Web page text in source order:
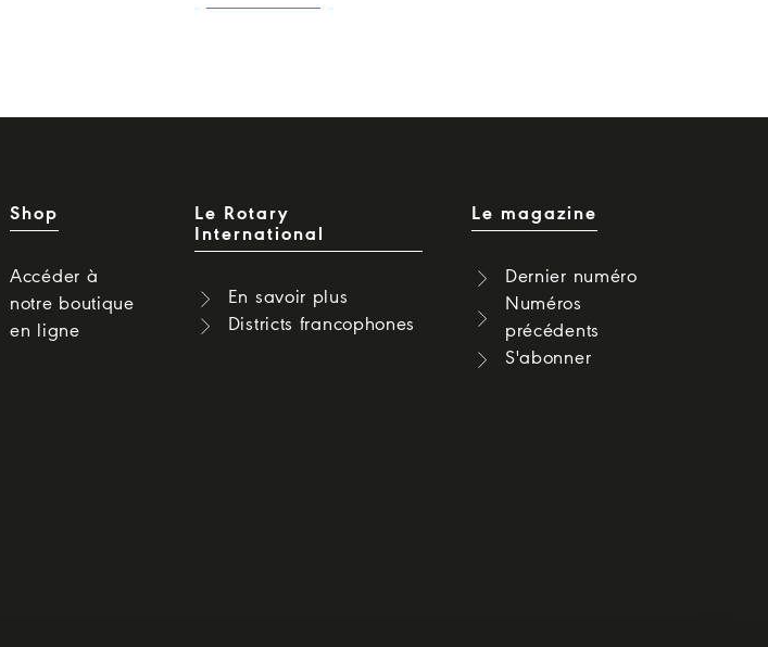
Shop
Accéder à
notre boutique
en ligne
Le Rotary
International
En savoir plus
Districts francophones
Le magazine
Dernier numéro
Numéros
précédents
S'abonner